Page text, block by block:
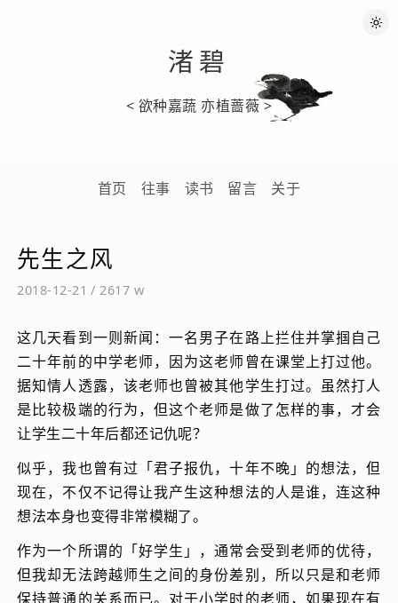
渚碧
< 欲种嘉蔬 亦植蔷薇 >
首页 往事 读书 留言 关于
先生之风
2018-12-21/2617 w
这几天看到一则新闻：一名男子在路上拦住并掌掴自己
二十年前的中学老师，因为这老师曾在课堂上打过他。
据知情人透露，该老师也曾被其他学生打过。虽然打人
是比较极端的行为，但这个老师是做了怎样的事，才会
让学生二十年后都还记仇呢？
似乎，我也曾有过「君子报仇，十年不晚」的想法，但
现在，不仅不记得让我产生这种想法的人是谁，连这种
想法本身也变得非常模糊了。
作为一个所谓的「好学生」，通常会受到老师的优待，
但我却无法跨越师生之间的身份差别，所以只是和老师
保持普通的关系而已。对于小学时的老师，如果现在有